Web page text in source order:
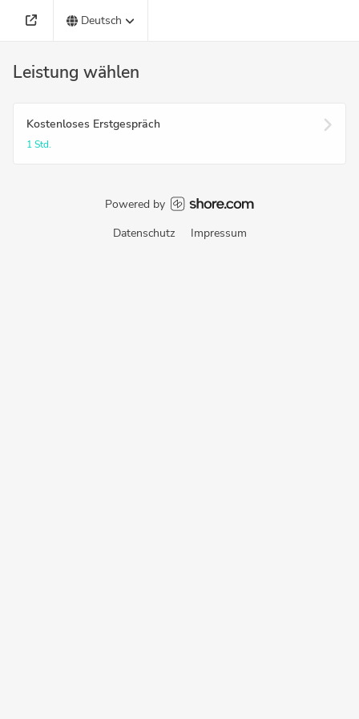
Deutsch
Leistung wählen
Kostenloses Erstgespräch
1 Std.
Powered by
Datenschutz
Impressum